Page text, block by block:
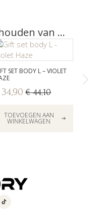
van …
SET BODY L – VIOLET
€44,10
34,90
TOEVOEGEN AAN
WINKELWAGEN